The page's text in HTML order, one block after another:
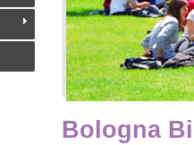
Bologna